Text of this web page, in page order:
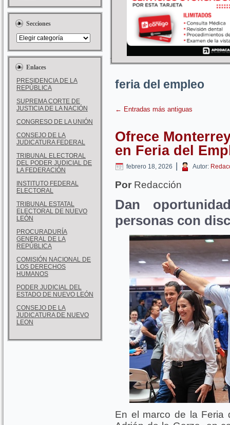
Secciones
Enlaces
PRESIDENCIA DE LA
REPÚBLICA
SUPREMA CORTE DE
JUSTICIA DE LA NACIÓN
CONGRESO DE LA UNIÓN
CONSEJO DE LA
JUDICATURA FEDERAL
TRIBUNAL ELECTORAL
DEL PODER JUDICIAL DE
LA FEDERACIÓN
INSTITUTO FEDERAL
ELECTORAL
TRIBUNAL ESTATAL
ELECTORAL DE NUEVO
LEÓN
PROCURADURÍA
GENERAL DE LA
REPÚBLICA
COMISIÓN NACIONAL DE
LOS DERECHOS
HUMANOS
PODER JUDICIAL DEL
ESTADO DE NUEVO LEÓN
CONSEJO DE LA
JUDICATURA DE NUEVO
LEON
feria del empleo
← Entradas más antiguas
Ofrece
en Feria del
febrero 18, 2026 | Autor:
Por Redacción
Dan
personas con
En el marco de la Feria